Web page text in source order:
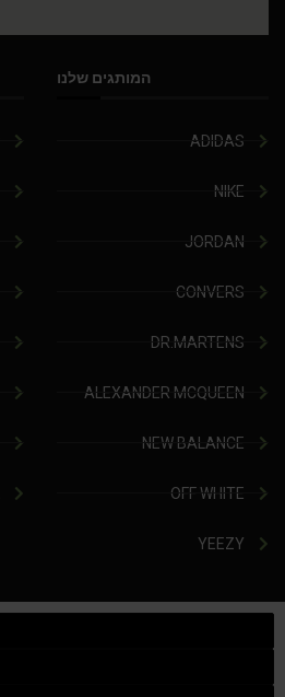
המותגים שלנו
ADIDAS
NIKE
JORDAN
CONVERS
DR.MARTENS
ALEXANDER MCQUEEN
NEW BALANCE
OFF WHITE
YEEZY